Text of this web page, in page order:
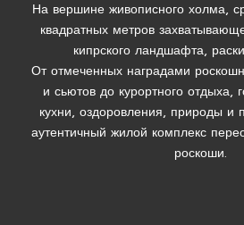
На вершине живописного холма,
квадратных метров
кипрского ландшафта,
От отмеченных наградами
и сьютов до курортного отдыха,
кухни, оздоровления, природы и
аутентичный жилой комплекс
роскоши.